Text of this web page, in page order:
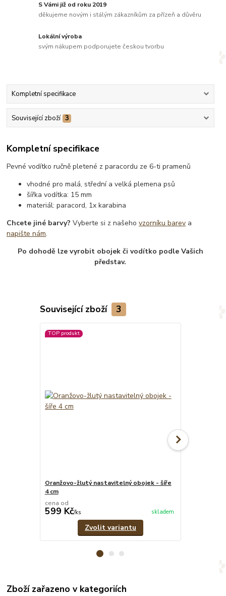
S Vámi již od roku 2019
děkujeme novým i stálým zákazníkům za přízeň a důvěru
Lokální výroba
svým nákupem podporujete českou tvorbu
Kompletní specifikace
Související zboží 3
Kompletní specifikace
Pevné vodítko ručně pletené z paracordu ze 6-ti pramenů
vhodné pro malá, střední a velká plemena psů
šířka vodítka: 15 mm
materiál: paracord, 1x karabina
Chcete jiné barvy? Vyberte si z našehovzorníku barev a
napište nám.
Po dohodě lze vyrobit obojek či vodítko podle Vašich
představ.
Související zboží 3
TOP produkt
Oranžovo-žlutý nastavitelný obojek - šíře
4 cm
cena od
599 Kč/ks skladem
Zvolit variantu
Zboží zařazeno v kategoriích